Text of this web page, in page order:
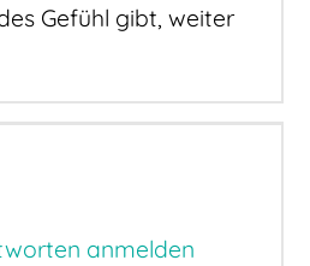
Gefühl gibt, weiter
anmelden